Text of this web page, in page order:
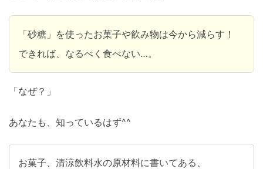
「砂糖」を使ったお菓子や飲み物は今から減らす！
できれば、なるべく食べない…。
「なぜ？」
あなたも、知っているはず^^
お菓子、清涼飲料水の原材料に書いてある、